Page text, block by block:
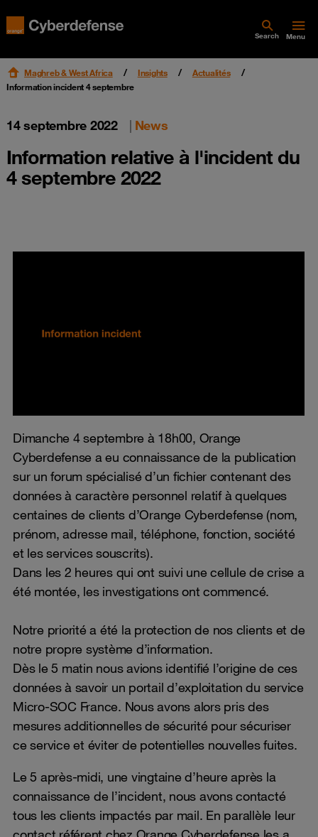
Search Menu
Maghreb & West Africa Insights
Actualités
Information incident 4 septembre
14 septembre 2022 | News
Information relative à l'incident du
4 septembre 2022
Dimanche 4 septembre à 18h00, Orange
Cyberdefense a eu connaissance de la publication
sur un forum spécialisé d’un fichier contenant des
données à caractère personnel relatif à quelques
centaines de clients d’Orange Cyberdefense (nom,
prénom, adresse mail, téléphone, fonction, société
et les services souscrits).
Dans les 2 heures qui ont suivi une cellule de crise a
été montée, les investigations ont commencé.
Notre priorité a été la protection de nos clients et de
notre propre système d’information.
Dès le 5 matin nous avions identifié l’origine de ces
données à savoir un portail d’exploitation du service
Micro-SOC France. Nous avons alors pris des
mesures additionnelles de sécurité pour sécuriser
ce service et éviter de potentielles nouvelles fuites.
Le 5 après-midi, une vingtaine d’heure après la
connaissance de l’incident, nous avons contacté
tous les clients impactés par mail. En parallèle leur